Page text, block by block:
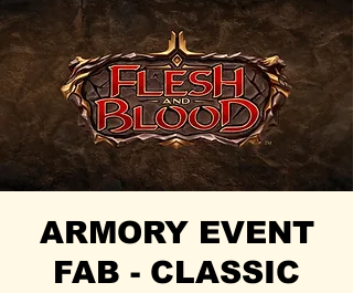
ARMORY EVENT
FAB - CLASSIC